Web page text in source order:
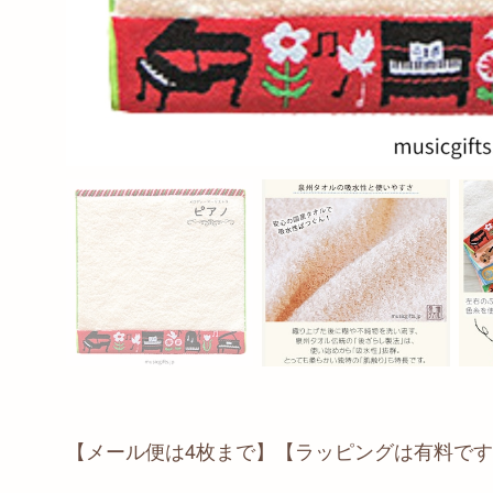
【メール便は4枚まで】【ラッピングは有料で